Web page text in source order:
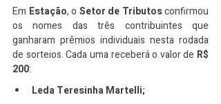
Em Estação, o Setor de Tributos confirmou
os nomes das três contribuintes que
ganharam prêmios individuais nesta rodada
de sorteios. Cada uma receberá o valor de R$
200:
Leda Teresinha Martelli;